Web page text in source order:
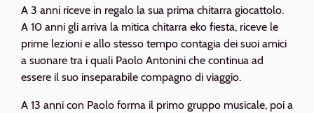
A 3 anni riceve in regalo la sua prima chitarra giocattolo.
A 10 anni gli arriva la mitica chitarra eko fiesta, riceve le
prime lezioni e allo stesso tempo contagia dei suoi amici
a suonare tra i quali Paolo Antonini che continua ad
essere il suo inseparabile compagno di viaggio.
A 13 anni con Paolo forma il primo gruppo musicale, poi a